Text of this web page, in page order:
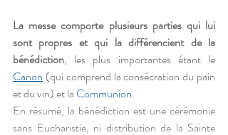
La messe comporte plusieurs parties qui lui
sont propres et qui la différencient de la
bénédiction, les plus importantes étant le
Canon (qui comprend la consécration du pain
et du vin) et la Communion.
En résumé, la bénédiction est une cérémonie
sans Eucharistie, ni distribution de la Sainte